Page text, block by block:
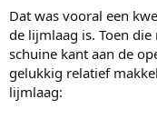
Dat was vooral een
de lijmlaag is. Toen
schuine kant aan de
gelukkig relatief
lijmlaag: